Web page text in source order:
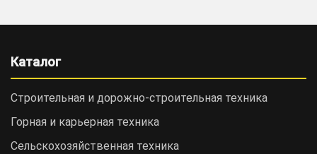
Каталог
Строительная и дорожно-cтроительная техника
Горная и карьерная техника
Сельскохозяйственная техника